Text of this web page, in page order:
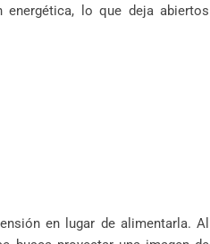
lo que deja abiertos
en lugar de alimentarla. Al